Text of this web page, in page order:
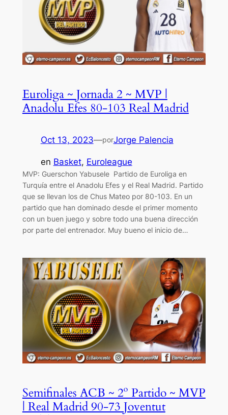
Euroliga ~ Jornada 2 ~ MVP |
Anadolu Efes 80-103 Real Madrid
Oct 13, 2023—porJorge Palencia
en Basket, Euroleague
MVP: Guerschon Yabusele Partido de Euroliga en
Turquía entre el Anadolu Efes y el Real Madrid. Partido
que se llevan los de Chus Mateo por 80-103. En un
partido que han dominado desde el primer momento
con un buen juego y sobre todo una buena dirección
por parte del entrenador. Muy bueno el inicio de…
Semifinales ACB ~ 2º Partido ~ MVP
| Real Madrid 90-73 Joventut